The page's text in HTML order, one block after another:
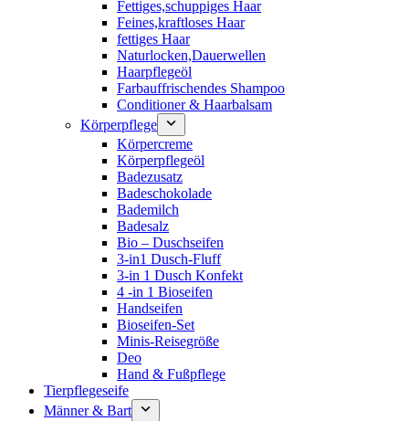
Fettiges,schuppiges Haar
Feines,kraftloses Haar
fettiges Haar
Naturlocken,Dauerwellen
Haarpflegeöl
Farbauffrischendes Shampoo
Conditioner & Haarbalsam
Körperpflege
Körpercreme
Körperpflegeöl
Badezusatz
Badeschokolade
Bademilch
Badesalz
Bio – Duschseifen
3-in1 Dusch-Fluff
3-in 1 Dusch Konfekt
4 -in 1 Bioseifen
Handseifen
Bioseifen-Set
Minis-Reisegröße
Deo
Hand & Fußpflege
Tierpflegeseife
Männer & Bart